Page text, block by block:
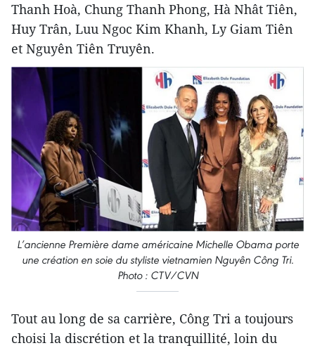
Thanh Hoà, Chung Thanh Phong, Hà Nhât Tiên,
Huy Trân, Luu Ngoc Kim Khanh, Ly Giam Tiên
et Nguyên Tiên Truyên.
L’ancienne Première dame américaine Michelle Obama porte
une création en soie du styliste vietnamien Nguyên Công Tri.
Photo : CTV/CVN
Tout au long de sa carrière, Công Tri a toujours
choisi la discrétion et la tranquillité, loin du